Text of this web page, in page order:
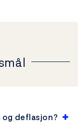
deflasjon?